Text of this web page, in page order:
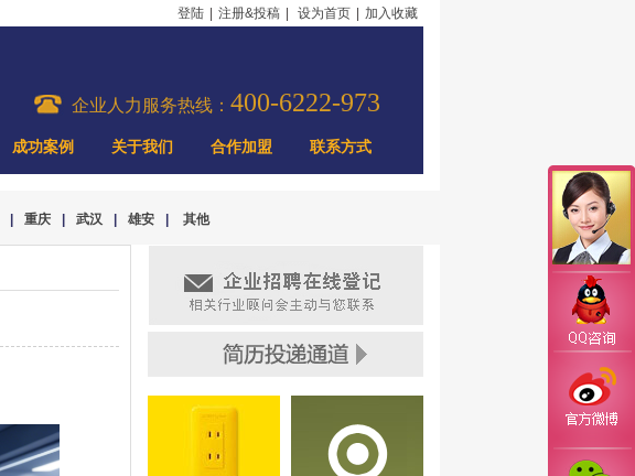
登陆 注册&投稿 设为首页 加入收藏
企业人力服务热线： 400-6222-973
成功案例 关于我们 合作加盟 联系方式
重庆 武汉 雄安 其他